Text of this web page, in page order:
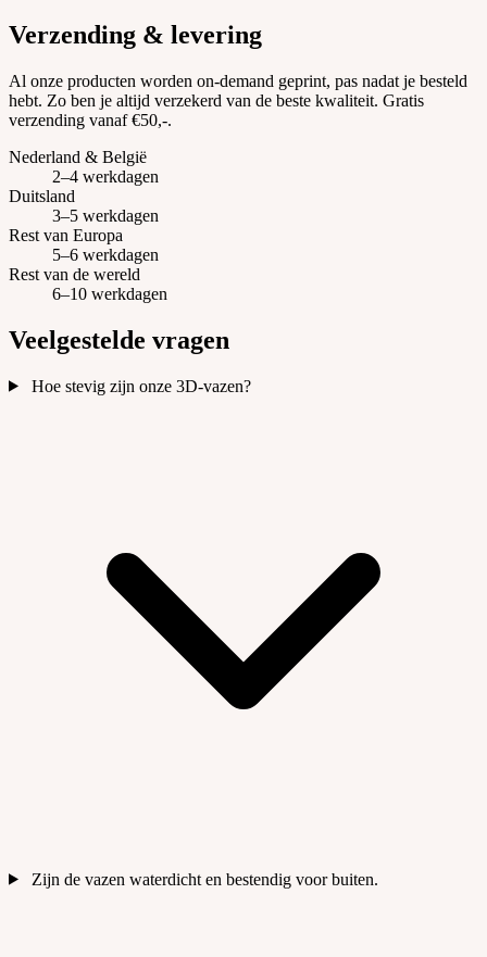
Verzending & levering
Al onze producten worden on-demand geprint, pas nadat je besteld
hebt. Zo ben je altijd verzekerd van de beste kwaliteit. Gratis
verzending vanaf €50,-.
Nederland & België
2–4 werkdagen
Duitsland
3–5 werkdagen
Rest van Europa
5–6 werkdagen
Rest van de wereld
6–10 werkdagen
Veelgestelde vragen
Hoe stevig zijn onze 3D-vazen?
Zijn de vazen waterdicht en bestendig voor buiten.